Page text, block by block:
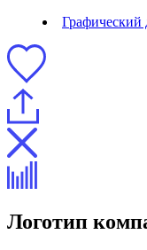
Графический
Логотип